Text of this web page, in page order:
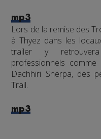
mp3
Lors de la remise des
à Thyez dans les
trailer y
professionnels
Dachhiri Sherpa, des
Trail.
mp3